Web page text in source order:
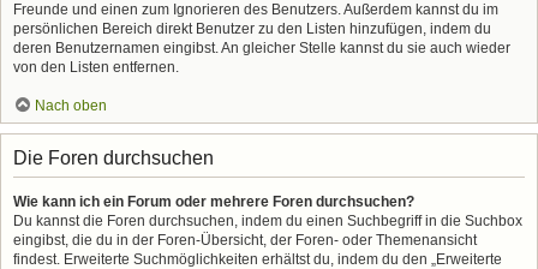
Freunde und einen zum Ignorieren des Benutzers. Außerdem kannst du im
persönlichen Bereich direkt Benutzer zu den Listen hinzufügen, indem du
deren Benutzernamen eingibst. An gleicher Stelle kannst du sie auch wieder
von den Listen entfernen.
Nach oben
Die Foren durchsuchen
Wie kann ich ein Forum oder mehrere Foren durchsuchen?
Du kannst die Foren durchsuchen, indem du einen Suchbegriff in die Suchbox
eingibst, die du in der Foren-Übersicht, der Foren- oder Themenansicht
findest. Erweiterte Suchmöglichkeiten erhältst du, indem du den „Erweiterte